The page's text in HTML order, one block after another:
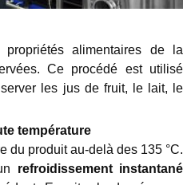
propriétés alimentaires de la
Ce procédé est utilisé
les jus de fruit, le lait, le
température
du produit au-delà des 135 °C.
refroidissement instantané